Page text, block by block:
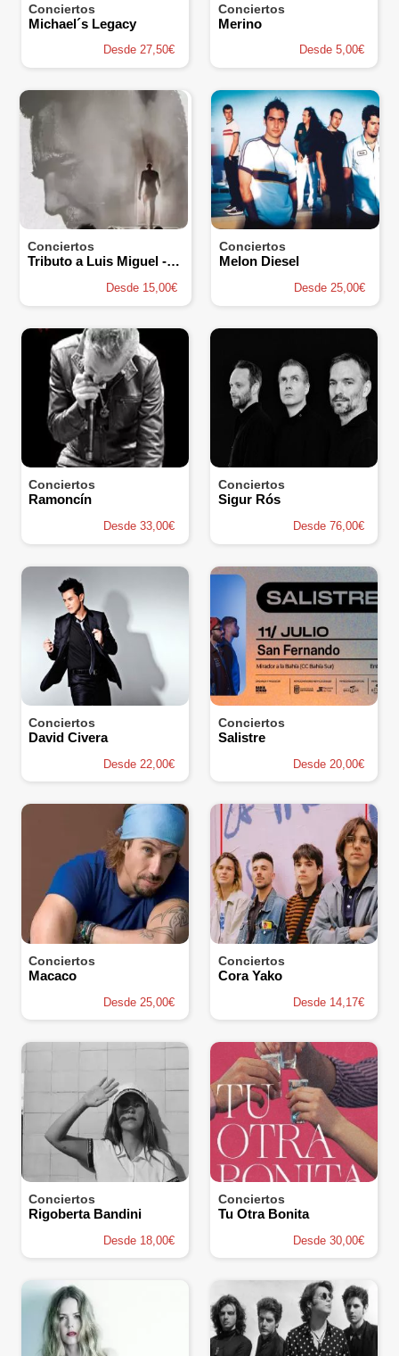
Conciertos
Michael´s Legacy
Desde 27,50€
Conciertos
Merino
Desde 5,00€
Conciertos
Tributo a Luis Miguel - Xandro Leima
Desde 15,00€
Conciertos
Melon Diesel
Desde 25,00€
Conciertos
Ramoncín
Desde 33,00€
Conciertos
Sigur Rós
Desde 76,00€
Conciertos
David Civera
Desde 22,00€
Conciertos
Salistre
Desde 20,00€
Conciertos
Macaco
Desde 25,00€
Conciertos
Cora Yako
Desde 14,17€
Conciertos
Rigoberta Bandini
Desde 18,00€
Conciertos
Tu Otra Bonita
Desde 30,00€